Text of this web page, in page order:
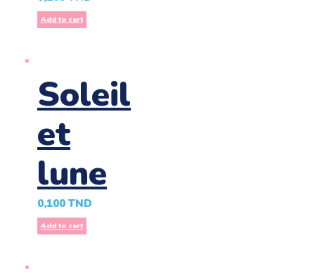
Add to cart
Soleil
et
lune
0,100 TND
Add to cart